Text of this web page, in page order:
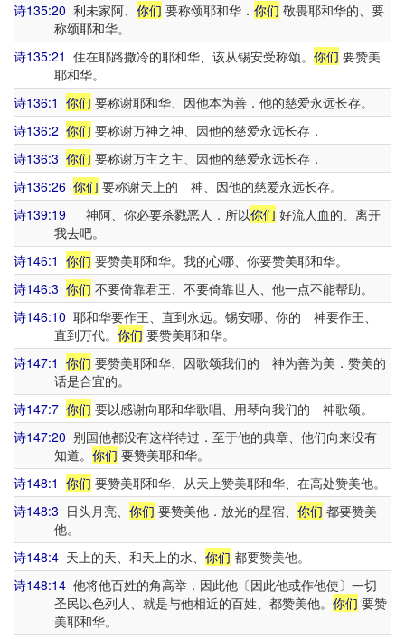
诗135:20 利未家阿、 你们 要称颂耶和华． 你们 敬畏耶和华的、要
称颂耶和华。
诗135:21 住在耶路撒冷的耶和华、该从锡安受称颂。 你们 要赞美
耶和华。
诗136:1 你们 要称谢耶和华、因他本为善．他的慈爱永远长存。
诗136:2 你们 要称谢万神之神、因他的慈爱永远长存．
诗136:3 你们 要称谢万主之主、因他的慈爱永远长存．
诗136:26 你们 要称谢天上的 神、因他的慈爱永远长存。
诗139:19 神阿、你必要杀戮恶人．所以你们 好流人血的、离开
我去吧。
诗146:1 你们 要赞美耶和华。我的心哪、你要赞美耶和华。
诗146:3 你们 不要倚靠君王、不要倚靠世人、他一点不能帮助。
诗146:10 耶和华要作王、直到永远。锡安哪、你的 神要作王、
直到万代。 你们 要赞美耶和华。
诗147:1 你们 要赞美耶和华、因歌颂我们的 神为善为美．赞美的
话是合宜的。
诗147:7 你们 要以感谢向耶和华歌唱、用琴向我们的 神歌颂。
诗147:20 别国他都没有这样待过．至于他的典章、他们向来没有
知道。 你们 要赞美耶和华。
诗148:1 你们 要赞美耶和华、从天上赞美耶和华、在高处赞美他。
诗148:3 日头月亮、 你们 要赞美他．放光的星宿、 你们 都要赞美
他。
诗148:4 天上的天、和天上的水、 你们 都要赞美他。
诗148:14 他将他百姓的角高举．因此他〔因此他或作他使〕一切
圣民以色列人、就是与他相近的百姓、都赞美他。 你们 要赞
美耶和华。